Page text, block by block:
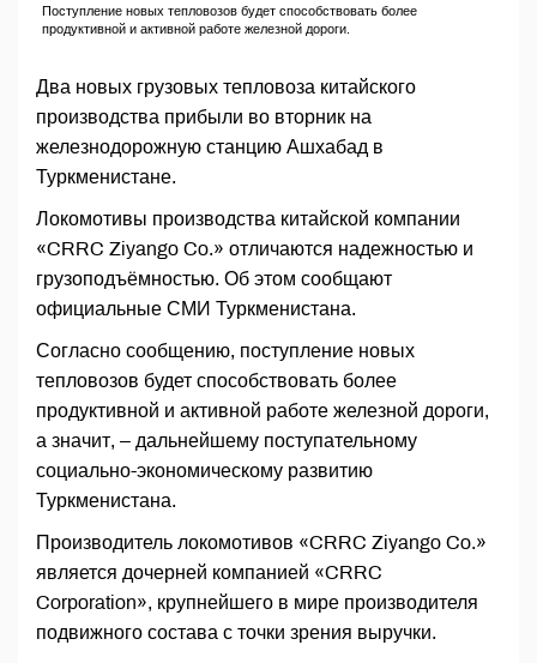
Поступление новых тепловозов будет способствовать более
продуктивной и активной работе железной дороги.
Два новых грузовых тепловоза китайского
производства прибыли во вторник на
железнодорожную станцию Ашхабад в
Туркменистане.
Локомотивы производства китайской компании
«CRRC Ziyango Co.» отличаются надежностью и
грузоподъёмностью. Об этом сообщают
официальные СМИ Туркменистана.
Согласно сообщению, поступление новых
тепловозов будет способствовать более
продуктивной и активной работе железной дороги,
а значит, – дальнейшему поступательному
социально-экономическому развитию
Туркменистана.
Производитель локомотивов «CRRC Ziyango Co.»
является дочерней компанией «CRRC
Corporation», крупнейшего в мире производителя
подвижного состава с точки зрения выручки.